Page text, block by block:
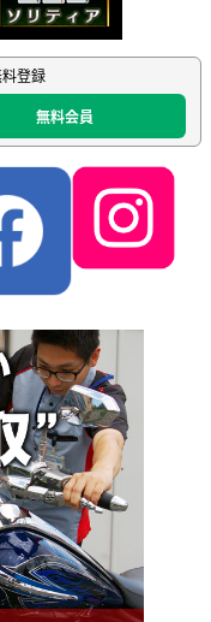
登録
無料会員